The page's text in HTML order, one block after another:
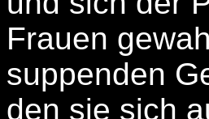
Frauen
suppenden
den sie sich